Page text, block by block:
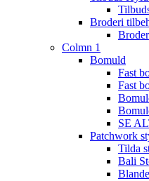
Broderi
Colmn 1
Bomuld
Fast
Fast
SE
Patchwork
Tilda
Bali